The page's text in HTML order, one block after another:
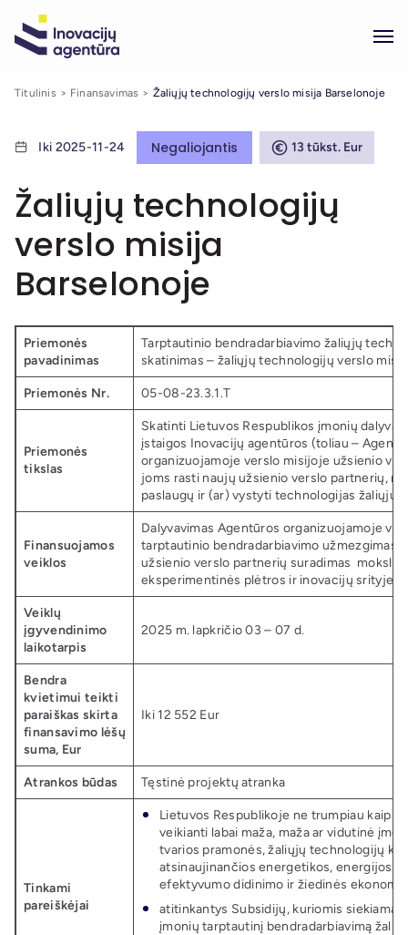
Titulinis Finansavimas Žaliųjų technologijų verslo misija Barselonoje
Iki 2025-11-24 Negaliojantis 13 tūkst. Eur
Žaliųjų technologijų
verslo misija
Barselonoje
Priemonės
pavadinimas
Tarptautinio bendradarbiavimo žaliųjų
skatinimas – žaliųjų technologijų verslo
Priemonės Nr. 05-08-23.3.1.T
Priemonės
tikslas
Skatinti Lietuvos Respublikos įmonių
įstaigos Inovacijų agentūros (toliau –
organizuojamoje verslo misijoje užsienio
joms rasti naujų užsienio verslo partnerių,
paslaugų ir (ar) vystyti technologijas žaliųjų
Finansuojamos
veiklos
Dalyvavimas Agentūros organizuojamoje
tarptautinio bendradarbiavimo užmezgimas
užsienio verslo partnerių suradimas
eksperimentinės plėtros ir inovacijų srityje.
Veiklų
įgyvendinimo
laikotarpis
2025 m. lapkričio 03 – 07 d.
Bendra
kvietimui teikti
paraiškas skirta
finansavimo lėšų
suma, Eur
Iki 12 552 Eur
Atrankos būdas Tęstinė projektų atranka
Tinkami
pareiškėjai
Lietuvos Respublikoje ne trumpiau kaip
veikianti labai maža, maža ar vidutinė
tvarios pramonės, žaliųjų technologijų
atsinaujinančios energetikos, energijos
efektyvumo didinimo ir žiedinės
atitinkantys Subsidijų, kuriomis siekiama
įmonių tarptautinį bendradarbiavimą